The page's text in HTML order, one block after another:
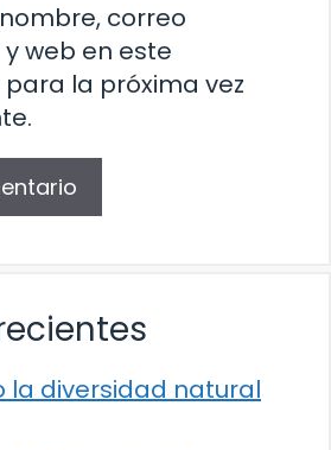
correo
web en este
la próxima vez
la diversidad natural